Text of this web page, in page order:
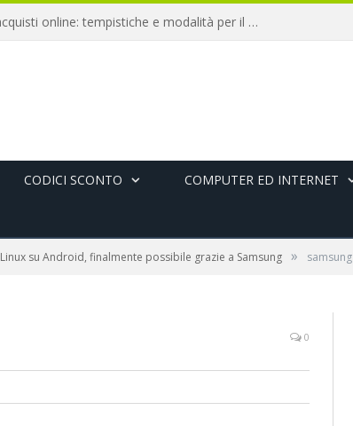
Diritto di recesso negli acquisti online: tempistiche e modalità per il rimborso
CODICI SCONTO COMPUTER ED INTERNET
Linux su Android, finalmente possibile grazie a Samsung » samsung
0